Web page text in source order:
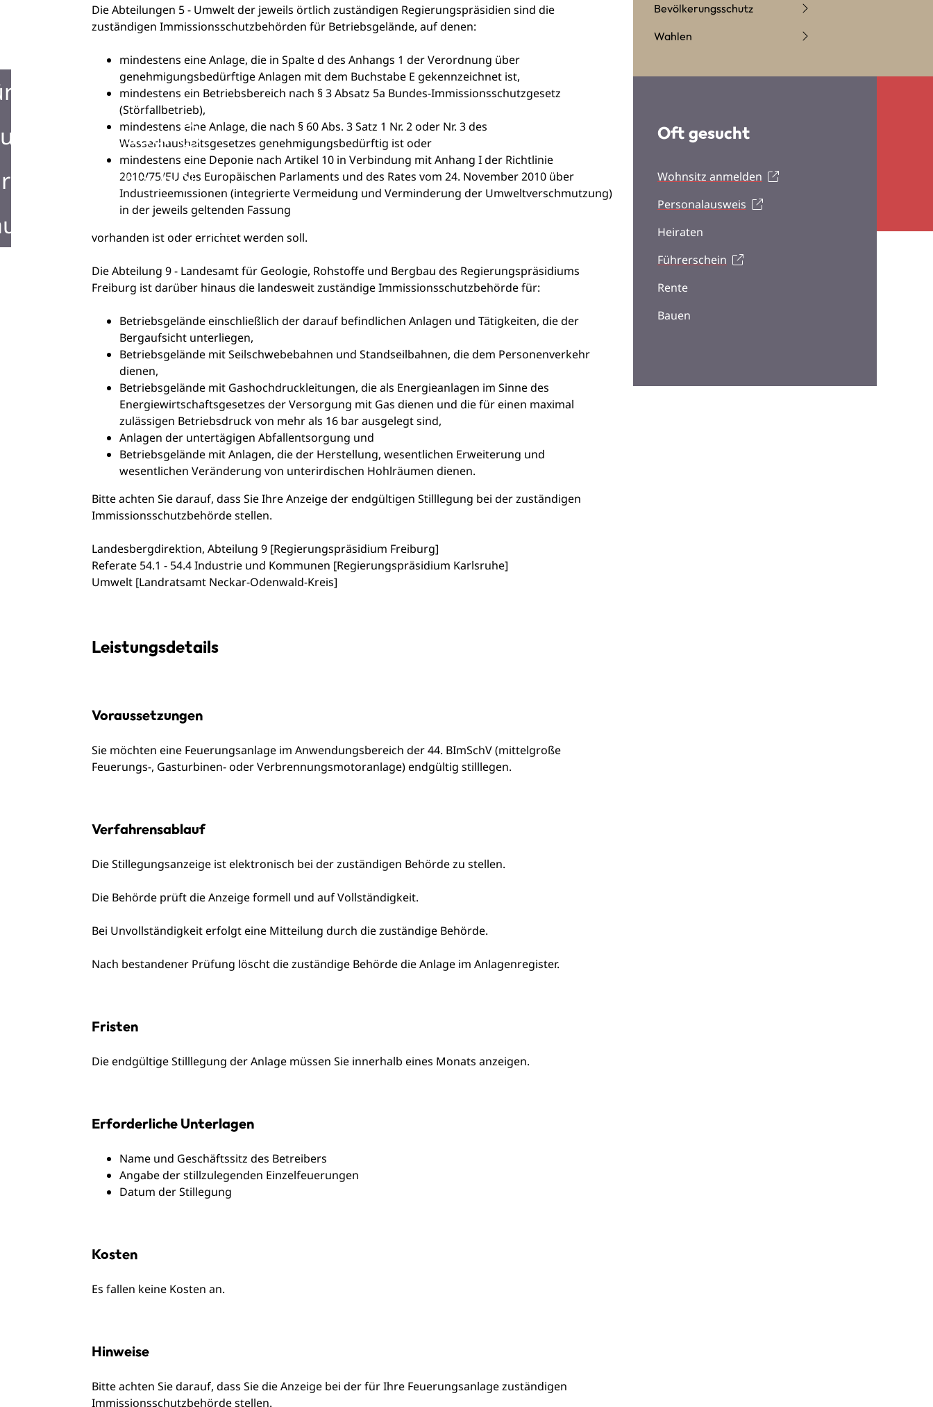
Information
in Mosbach
in Mosbach
Die Abteilungen 5 - Umwelt der jeweils örtlich zuständigen Regierungspräsidien sind die
zuständigen Immissionsschutzbehörden für Betriebsgelände, auf denen:
mindestens eine Anlage, die in Spalte d des Anhangs 1 der Verordnung über
genehmigungsbedürftige Anlagen mit dem Buchstabe E gekennzeichnet ist,
mindestens ein Betriebsbereich nach § 3 Absatz 5a Bundes-Immissionsschutzgesetz
(Störfallbetrieb),
mindestens eine Anlage, die nach § 60 Abs. 3 Satz 1 Nr. 2 oder Nr. 3 des
Wasserhaushaltsgesetzes genehmigungsbedürftig ist oder
mindestens eine Deponie nach Artikel 10 in Verbindung mit Anhang I der Richtlinie
2010/75/EU des Europäischen Parlaments und des Rates vom 24. November 2010 über
Industrieemissionen (integrierte Vermeidung und Verminderung der Umweltverschmutzung)
in der jeweils geltenden Fassung
vorhanden ist oder errichtet werden soll.
Die Abteilung 9 - Landesamt für Geologie, Rohstoffe und Bergbau des Regierungspräsidiums
Freiburg ist darüber hinaus die landesweit zuständige Immissionsschutzbehörde für:
Betriebsgelände einschließlich der darauf befindlichen Anlagen und Tätigkeiten, die der
Bergaufsicht unterliegen,
Betriebsgelände mit Seilschwebebahnen und Standseilbahnen, die dem Personenverkehr
dienen,
Betriebsgelände mit Gashochdruckleitungen, die als Energieanlagen im Sinne des
Energiewirtschaftsgesetzes der Versorgung mit Gas dienen und die für einen maximal
zulässigen Betriebsdruck von mehr als 16 bar ausgelegt sind,
Anlagen der untertägigen Abfallentsorgung und
Betriebsgelände mit Anlagen, die der Herstellung, wesentlichen Erweiterung und
wesentlichen Veränderung von unterirdischen Hohlräumen dienen.
Bitte achten Sie darauf, dass Sie IhreAnzeigeder endgültigen Stilllegung bei der zuständigen
Immissionsschutzbehörde stellen.
Landesbergdirektion, Abteilung 9 [Regierungspräsidium Freiburg]
Referate 54.1 - 54.4 Industrie und Kommunen [Regierungspräsidium Karlsruhe]
Umwelt [Landratsamt Neckar-Odenwald-Kreis]
Leistungsdetails
Voraussetzungen
Sie möchten eine Feuerungsanlage im Anwendungsbereich der 44. BImSchV (mittelgroße
Feuerungs-, Gasturbinen- oder Verbrennungsmotoranlage) endgültig stilllegen.
Verfahrensablauf
Die Stillegungsanzeige ist elektronisch bei der zuständigen Behörde zu stellen.
Die Behörde prüft die Anzeige formell und auf Vollständigkeit.
Bei Unvollständigkeit erfolgt eine Mitteilung durch die zuständige Behörde.
Nach bestandener Prüfung löscht die zuständige Behörde die Anlage im Anlagenregister.
Fristen
Die endgültige Stilllegung der Anlage müssen Sie innerhalb eines Monats anzeigen.
Erforderliche Unterlagen
Name und Geschäftssitz des Betreibers
Angabe der stillzulegenden Einzelfeuerungen
Datum der Stillegung
Kosten
Es fallen keine Kosten an.
Hinweise
Bitte achten Sie darauf, dass Sie die Anzeige bei der für Ihre Feuerungsanlage zuständigen
Immissionsschutzbehörde stellen.
Bevölkerungsschutz
Wahlen
Oft gesucht
Wohnsitz anmelden
Personalausweis
Heiraten
Führerschein
Rente
Bauen